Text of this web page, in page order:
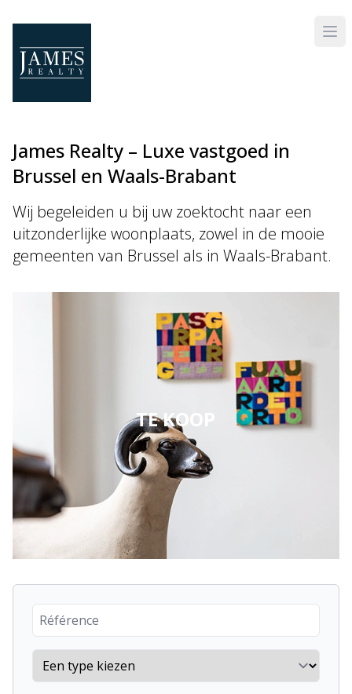
James Realty – Luxe vastgoed in
Brussel en Waals-Brabant
Wij begeleiden u bij uw zoektocht naar een
uitzonderlijke woonplaats, zowel in de mooie
gemeenten van Brussel als in Waals-Brabant.
TE KOOP
Reference number
Property type